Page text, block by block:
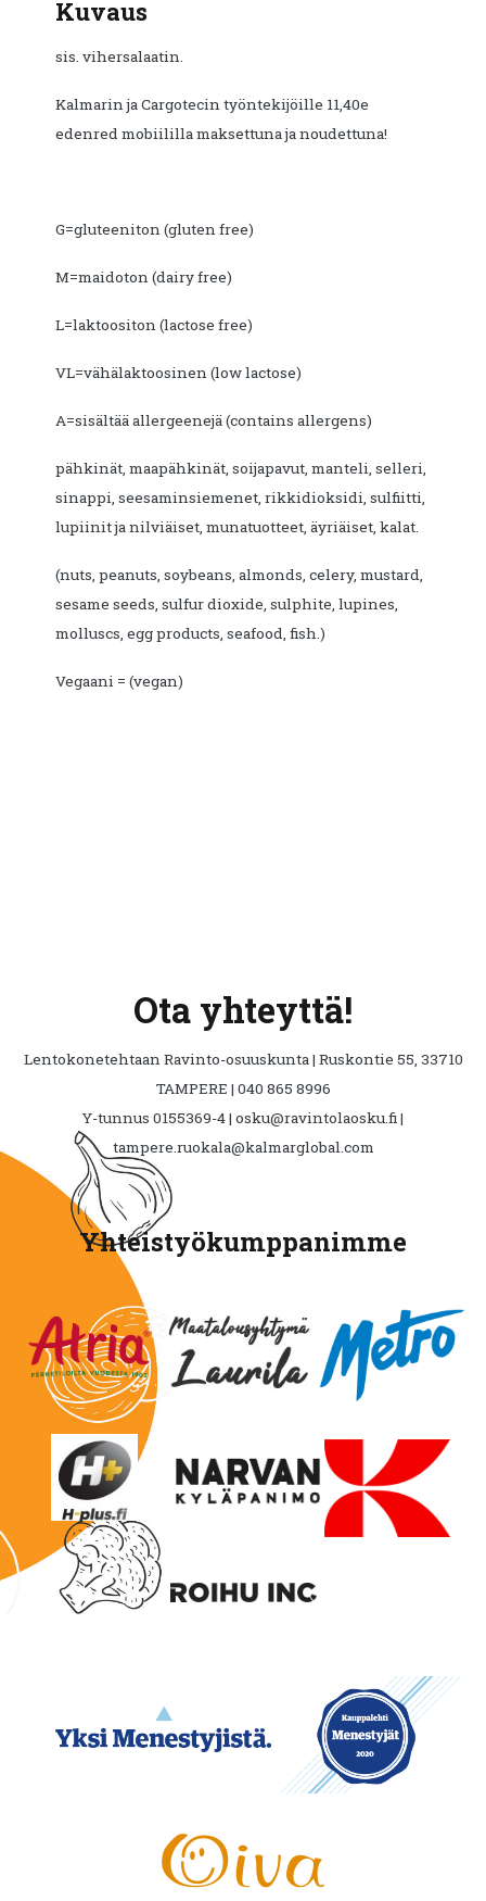
Kuvaus
sis. vihersalaatin.
Kalmarin ja Cargotecin työntekijöille 11,40e
edenred mobiililla maksettuna ja noudettuna!
G=gluteeniton (gluten free)
M=maidoton (dairy free)
L=laktoositon (lactose free)
VL=vähälaktoosinen (low lactose)
A=sisältää allergeenejä (contains allergens)
pähkinät, maapähkinät, soijapavut, manteli, selleri,
sinappi, seesaminsiemenet, rikkidioksidi, sulfiitti,
lupiinit ja nilviäiset, munatuotteet, äyriäiset, kalat.
(nuts, peanuts, soybeans, almonds, celery, mustard,
sesame seeds, sulfur dioxide, sulphite, lupines,
molluscs, egg products, seafood, fish.)
Vegaani = (vegan)
Ota yhteyttä!
Lentokonetehtaan Ravinto-osuuskunta | Ruskontie 55, 33710
TAMPERE | 040 865 8996
Y-tunnus 0155369-4 | osku@ravintolaosku.fi |
tampere.ruokala@kalmarglobal.com
Yhteistyökumppanimme